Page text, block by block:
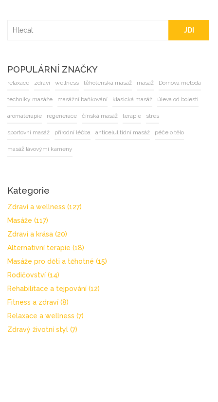
JDI
POPULÁRNÍ ZNAČKY
relaxace zdraví wellness těhotenská masáž masáž Dornova metoda
techniky masáže masážní baňkování klasická masáž úleva od bolesti
aromaterapie regenerace čínská masáž terapie stres
sportovní masáž přírodní léčba anticelulitidní masáž péče o tělo
masáž lávovými kameny
Kategorie
Zdraví a wellness (127)
Masáže (117)
Zdraví a krása (20)
Alternativní terapie (18)
Masáže pro děti a těhotné (15)
Rodičovství (14)
Rehabilitace a tejpování (12)
Fitness a zdraví (8)
Relaxace a wellness (7)
Zdravý životní styl (7)